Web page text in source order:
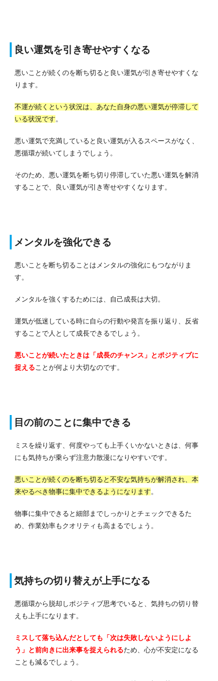
良い運気を引き寄せやすくなる
悪いことが続くのを断ち切ると良い運気が引き寄せやすくな
ります。
不運が続くという状況は、あなた自身の悪い運気が停滞して
いる状況です。
悪い運気で充満していると良い運気が入るスペースがなく、
悪循環が続いてしまうでしょう。
そのため、悪い運気を断ち切り停滞していた悪い運気を解消
することで、良い運気が引き寄せやすくなります。
メンタルを強化できる
悪いことを断ち切ることはメンタルの強化にもつながりま
す。
メンタルを強くするためには、自己成長は大切。
運気が低迷している時に自らの行動や発言を振り返り、反省
することで人として成長できるでしょう。
悪いことが続いたときは「成長のチャンス」とポジティブに
捉えることが何より大切なのです。
目の前のことに集中できる
ミスを繰り返す、何度やっても上手くいかないときは、何事
にも気持ちが乗らず注意力散漫になりやすいです。
悪いことが続くのを断ち切ると不安な気持ちが解消され、本
来やるべき物事に集中できるようになります。
物事に集中できると細部までしっかりとチェックできるた
め、作業効率もクオリティも高まるでしょう。
気持ちの切り替えが上手になる
悪循環から脱却しポジティブ思考でいると、気持ちの切り替
えも上手になります。
ミスして落ち込んだとしても「次は失敗しないようにしよ
う」と前向きに出来事を捉えられるため、心が不安定になる
ことも減るでしょう。